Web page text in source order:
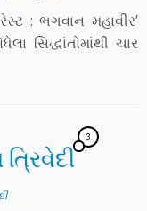
: ભગવાન મહાવીર’
સિદ્ધાંતોમાંથી ચાર
3